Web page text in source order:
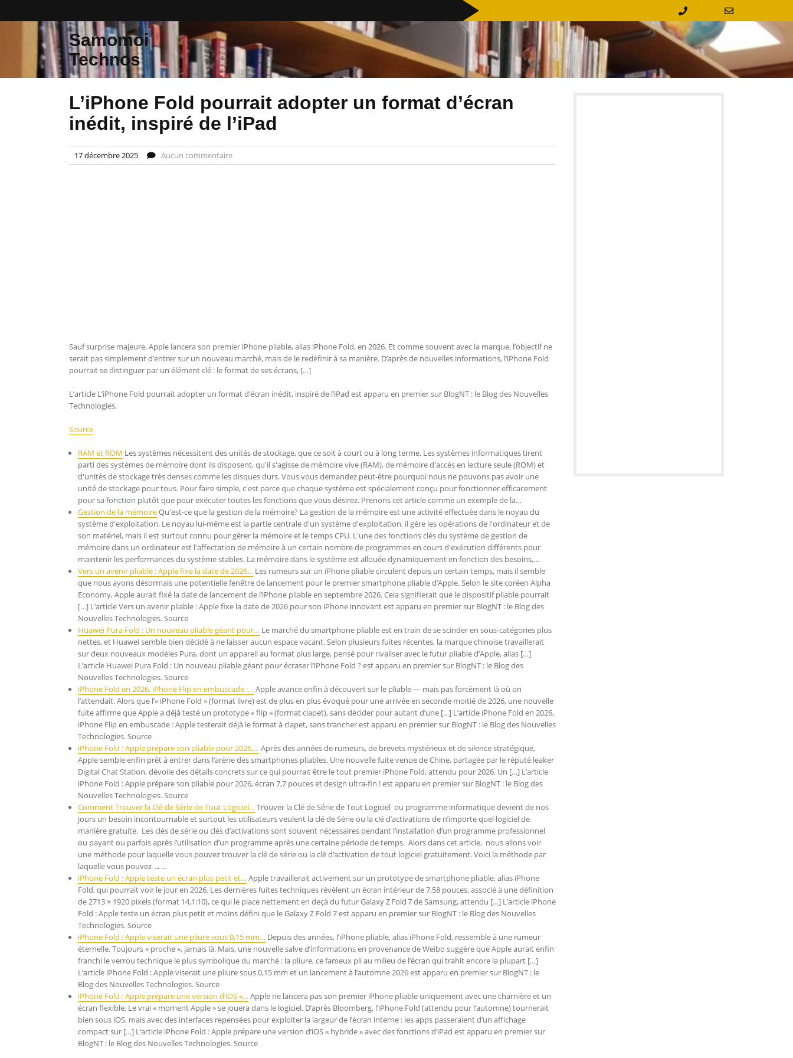
Samomoi
Technos
L’iPhone Fold pourrait adopter un format d’écran
inédit, inspiré de l’iPad
17 décembre 2025 Aucun commentaire
Sauf surprise majeure, Apple lancera son premier iPhone pliable, alias iPhone Fold, en 2026. Et comme souvent avec la marque, l’objectif ne
serait pas simplement d’entrer sur un nouveau marché, mais de le redéfinir à sa manière. D’après de nouvelles informations, l’iPhone Fold
pourrait se distinguer par un élément clé : le format de ses écrans, […]
L’article L’iPhone Fold pourrait adopter un format d’écran inédit, inspiré de l’iPad est apparu en premier sur BlogNT : le Blog des Nouvelles
Technologies.
Source
RAM et ROM Les systèmes nécessitent des unités de stockage, que ce soit à court ou à long terme. Les systèmes informatiques tirent
parti des systèmes de mémoire dont ils disposent, qu'il s'agisse de mémoire vive (RAM), de mémoire d'accès en lecture seule (ROM) et
d'unités de stockage très denses comme les disques durs. Vous vous demandez peut-être pourquoi nous ne pouvons pas avoir une
unité de stockage pour tous. Pour faire simple, c'est parce que chaque système est spécialement conçu pour fonctionner efficacement
pour sa fonction plutôt que pour exécuter toutes les fonctions que vous désirez. Prenons cet article comme un exemple de la…
Gestion de la mémoireQu'est-ce que la gestion de la mémoire? La gestion de la mémoire est une activité effectuée dans le noyau du
système d'exploitation. Le noyau lui-même est la partie centrale d'un système d'exploitation, il gère les opérations de l'ordinateur et de
son matériel, mais il est surtout connu pour gérer la mémoire et le temps CPU. L'une des fonctions clés du système de gestion de
mémoire dans un ordinateur est l'affectation de mémoire à un certain nombre de programmes en cours d'exécution différents pour
maintenir les performances du système stables. La mémoire dans le système est allouée dynamiquement en fonction des besoins,…
Vers un avenir pliable : Apple fixe la date de 2026… Les rumeurs sur un iPhone pliable circulent depuis un certain temps, mais il semble
que nous ayons désormais une potentielle fenêtre de lancement pour le premier smartphone pliable d’Apple. Selon le site coréen Alpha
Economy, Apple aurait fixé la date de lancement de l’iPhone pliable en septembre 2026. Cela signifierait que le dispositif pliable pourrait
[…] L’article Vers un avenir pliable : Apple fixe la date de 2026 pour son iPhone innovant est apparu en premier sur BlogNT : le Blog des
Nouvelles Technologies. Source
Huawei Pura Fold : Un nouveau pliable géant pour… Le marché du smartphone pliable est en train de se scinder en sous-catégories plus
nettes, et Huawei semble bien décidé à ne laisser aucun espace vacant. Selon plusieurs fuites récentes, la marque chinoise travaillerait
sur deux nouveaux modèles Pura, dont un appareil au format plus large, pensé pour rivaliser avec le futur pliable d’Apple, alias […]
L’article Huawei Pura Fold : Un nouveau pliable géant pour écraser l’iPhone Fold ? est apparu en premier sur BlogNT : le Blog des
Nouvelles Technologies. Source
iPhone Fold en 2026, iPhone Flip en embuscade :…Apple avance enfin à découvert sur le pliable — mais pas forcément là où on
l’attendait. Alors que l’« iPhone Fold » (format livre) est de plus en plus évoqué pour une arrivée en seconde moitié de 2026, une nouvelle
fuite affirme que Apple a déjà testé un prototype « flip » (format clapet), sans décider pour autant d’une […] L’article iPhone Fold en 2026,
iPhone Flip en embuscade : Apple testerait déjà le format à clapet, sans trancher est apparu en premier sur BlogNT : le Blog des Nouvelles
Technologies. Source
iPhone Fold : Apple prépare son pliable pour 2026,…Après des années de rumeurs, de brevets mystérieux et de silence stratégique,
Apple semble enfin prêt à entrer dans l’arène des smartphones pliables. Une nouvelle fuite venue de Chine, partagée par le réputé leaker
Digital Chat Station, dévoile des détails concrets sur ce qui pourrait être le tout premier iPhone Fold, attendu pour 2026. Un […] L’article
iPhone Fold : Apple prépare son pliable pour 2026, écran 7,7 pouces et design ultra-fin ! est apparu en premier sur BlogNT : le Blog des
Nouvelles Technologies. Source
Comment Trouver la Clé de Série de Tout Logiciel…Trouver la Clé de Série de Tout Logiciel ou programme informatique devient de nos
jours un besoin incontournable et surtout les utilisateurs veulent la clé de Série ou la clé d’activations de n’importe quel logiciel de
manière gratuite. Les clés de série ou clés d’activations sont souvent nécessaires pendant l’installation d’un programme professionnel
ou payant ou parfois après l’utilisation d’un programme après une certaine période de temps. Alors dans cet article, nous allons voir
une méthode pour laquelle vous pouvez trouver la clé de série ou la clé d’activation de tout logiciel gratuitement. Voici la méthode par
laquelle vous pouvez →…
iPhone Fold : Apple teste un écran plus petit et…Apple travaillerait activement sur un prototype de smartphone pliable, alias iPhone
Fold, qui pourrait voir le jour en 2026. Les dernières fuites techniques révèlent un écran intérieur de 7,58 pouces, associé à une définition
de 2713 × 1920 pixels (format 14,1:10), ce qui le place nettement en deçà du futur Galaxy Z Fold 7 de Samsung, attendu […] L’article iPhone
Fold : Apple teste un écran plus petit et moins défini que le Galaxy Z Fold 7 est apparu en premier sur BlogNT : le Blog des Nouvelles
Technologies. Source
iPhone Fold : Apple viserait une pliure sous 0,15 mm… Depuis des années, l’iPhone pliable, alias iPhone Fold, ressemble à une rumeur
éternelle. Toujours « proche », jamais là. Mais, une nouvelle salve d’informations en provenance de Weibo suggère que Apple aurait enfin
franchi le verrou technique le plus symbolique du marché : la pliure, ce fameux pli au milieu de l’écran qui trahit encore la plupart […]
L’article iPhone Fold : Apple viserait une pliure sous 0,15 mm et un lancement à l’automne 2026 est apparu en premier sur BlogNT : le
Blog des Nouvelles Technologies. Source
iPhone Fold : Apple prépare une version d’iOS «…Apple ne lancera pas son premier iPhone pliable uniquement avec une charnière et un
écran flexible. Le vrai « moment Apple » se jouera dans le logiciel. D’après Bloomberg, l’iPhone Fold (attendu pour l’automne) tournerait
bien sous iOS, mais avec des interfaces repensées pour exploiter la largeur de l’écran interne : les apps passeraient d’un affichage
compact sur […] L’article iPhone Fold : Apple prépare une version d’iOS « hybride » avec des fonctions d’iPad est apparu en premier sur
BlogNT : le Blog des Nouvelles Technologies. Source